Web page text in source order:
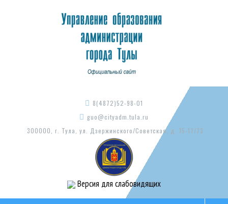
8(4872)52-98-01
guo@cityadm.tula.ru
300000, г. Тула, ул. Дзержинского/Советская, д. 15-17/73
Версия для слабовидящих